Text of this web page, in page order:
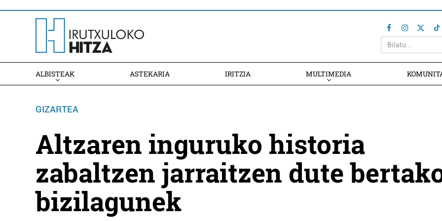
ALBISTEAK ASTEKARIA IRITZIA MULTIMEDIA
GIZARTEA
Altzaren inguruko historia
zabaltzen jarraitzen dute
bizilagunek